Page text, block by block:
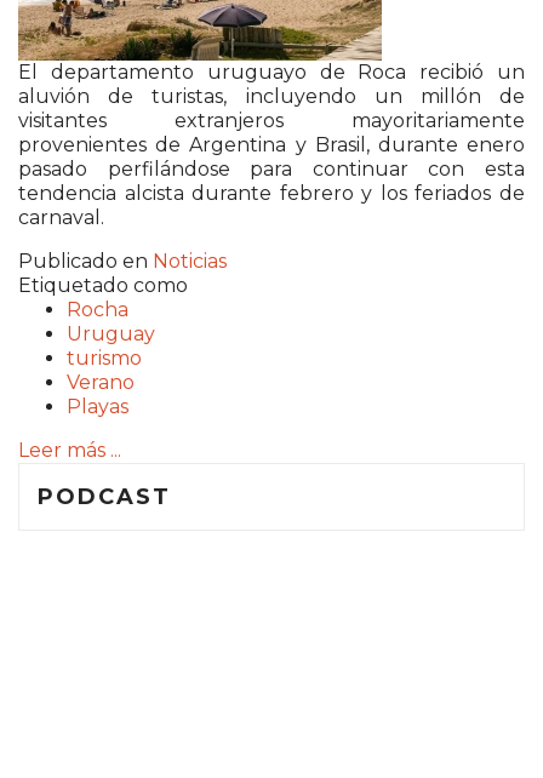
El departamento uruguayo de Roca recibió un
aluvión de turistas, incluyendo un millón de
visitantes extranjeros mayoritariamente
provenientes de Argentina y Brasil, durante enero
pasado perfilándose para continuar con esta
tendencia alcista durante febrero y los feriados de
carnaval.
Publicado en Noticias
Etiquetado como
Rocha
Uruguay
turismo
Verano
Playas
Leer más ...
PODCAST